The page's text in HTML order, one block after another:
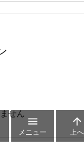
せん

メニュー

上へ